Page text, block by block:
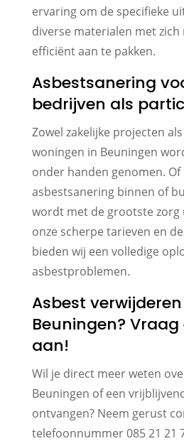
ervaring om de specifieke
diverse materialen met zich
efficiënt aan te pakken.
Asbestsanering
bedrijven als
Zowel zakelijke projecten
woningen in Beuningen
onder handen genomen.
asbestsanering binnen of
wordt met de grootste zorg
onze scherpe tarieven en
bieden wij een volledige
asbestproblemen.
Asbest
Beuningen?
aan!
Wil je direct meer weten
Beuningen of een
ontvangen? Neem gerust
telefoonnummer 085 21 21